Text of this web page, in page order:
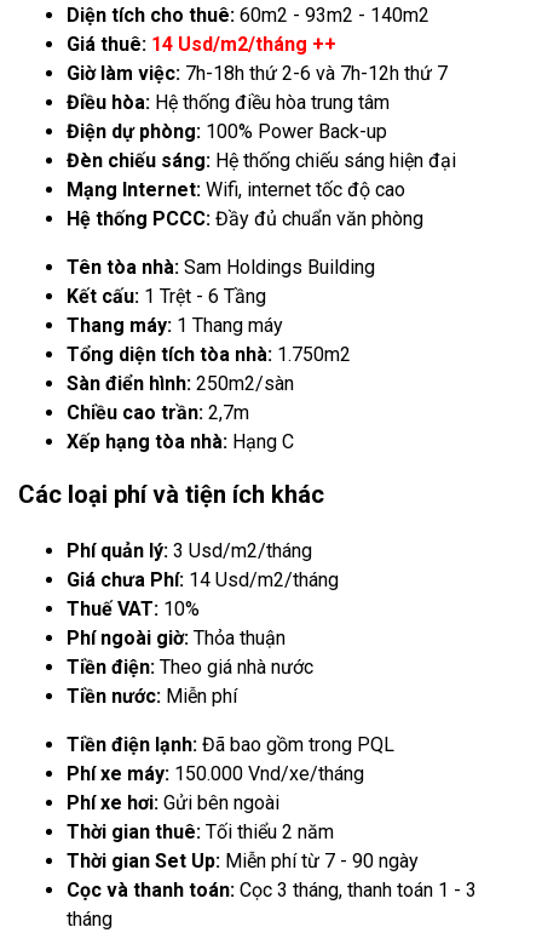
Diện tích cho thuê: 60m2 - 93m2 - 140m2
Giá thuê: 14 Usd/m2/tháng ++
Giờ làm việc: 7h-18h thứ 2-6 và 7h-12h thứ 7
Điều hòa: Hệ thống điều hòa trung tâm
Điện dự phòng: 100% Power Back-up
Đèn chiếu sáng: Hệ thống chiếu sáng hiện đại
Mạng Internet: Wifi, internet tốc độ cao
Hệ thống PCCC: Đầy đủ chuẩn văn phòng
Tên tòa nhà: Sam Holdings Building
Kết cấu: 1 Trệt - 6 Tầng
Thang máy: 1 Thang máy
Tổng diện tích tòa nhà: 1.750m2
Sàn điển hình: 250m2/sàn
Chiều cao trần: 2,7m
Xếp hạng tòa nhà: Hạng C
Các loại phí và tiện ích khác
Phí quản lý: 3 Usd/m2/tháng
Giá chưa Phí: 14 Usd/m2/tháng
Thuế VAT: 10%
Phí ngoài giờ: Thỏa thuận
Tiền điện: Theo giá nhà nước
Tiền nước: Miễn phí
Tiền điện lạnh: Đã bao gồm trong PQL
Phí xe máy: 150.000 Vnd/xe/tháng
Phí xe hơi: Gửi bên ngoài
Thời gian thuê: Tối thiểu 2 năm
Thời gian Set Up: Miễn phí từ 7 - 90 ngày
Cọc và thanh toán: Cọc 3 tháng, thanh toán 1 - 3
tháng